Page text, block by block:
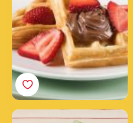
Sušienky plnené nátierkou